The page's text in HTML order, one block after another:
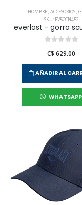
HOMBRE,ACCESORIOS,
SKU: EV5CCN452
C$ 629.00
AÑADIR AL
WHATSAPP